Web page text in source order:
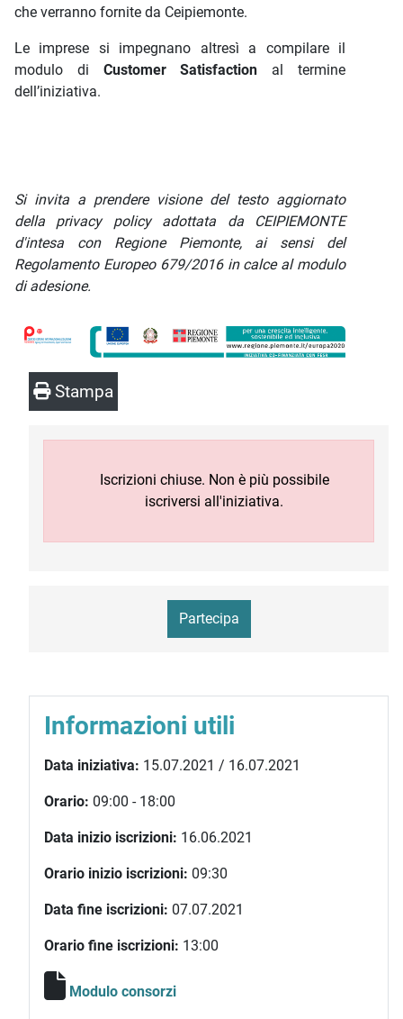
che verranno fornite da Ceipiemonte.
Le imprese si impegnano altresì a compilare il
modulo di Customer Satisfaction al termine
dell’iniziativa.
Si invita a prendere visione del testo aggiornato
della privacy policy adottata da CEIPIEMONTE
d'intesa con Regione Piemonte, ai sensi del
Regolamento Europeo 679/2016 in calce al modulo
di adesione.
Stampa
Iscrizioni chiuse. Non è più possibile
iscriversi all'iniziativa.
Partecipa
Informazioni utili
Data iniziativa: 15.07.2021 / 16.07.2021
Orario: 09:00 - 18:00
Data inizio iscrizioni: 16.06.2021
Orario inizio iscrizioni: 09:30
Data fine iscrizioni: 07.07.2021
Orario fine iscrizioni: 13:00
Modulo consorzi